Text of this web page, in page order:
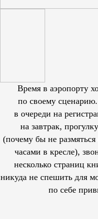
Время в аэропорту
по своему
в очереди на
на завтрак,
(почему бы не
часами в кресле),
несколько страниц
никуда не спешить для
по себе